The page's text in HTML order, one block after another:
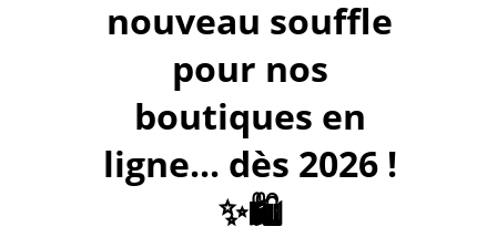
nouveau souffle
pour nos
boutiques en
ligne... dès 2026 !
✨🛍️